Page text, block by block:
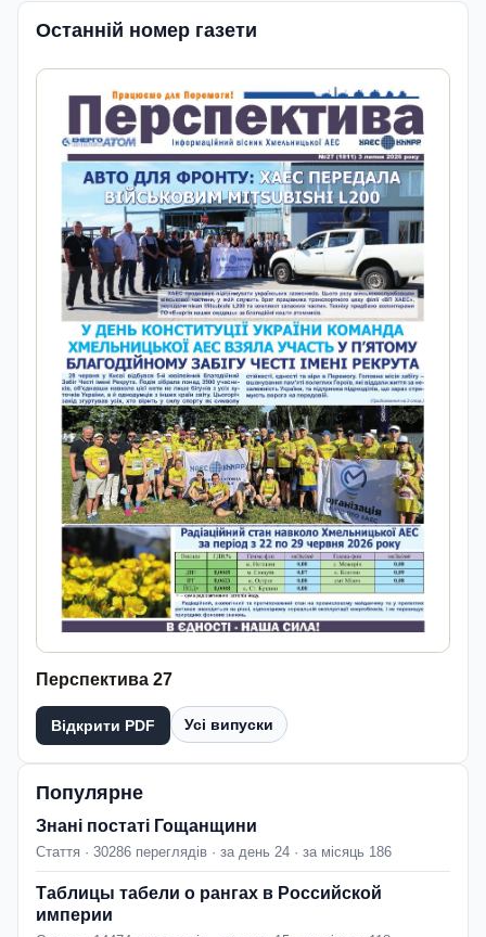
Останній номер газети
Перспектива 27
Відкрити PDF Усі випуски
Популярне
Знані постаті Гощанщини
Стаття · 30286 переглядів · за день 24 · за місяць 186
Таблицы табели о рангах в Российской
империи